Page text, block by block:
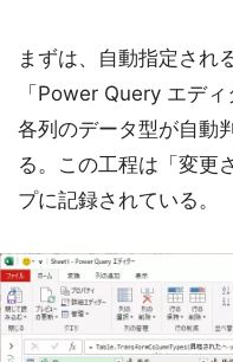
まずは、自動指定され
「Power Query エデ
各列のデータ型が自動
る。この工程は「変更
プに記録されている。